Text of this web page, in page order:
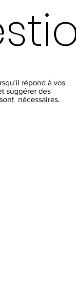
répond à vos
suggérer des
nécessaires.